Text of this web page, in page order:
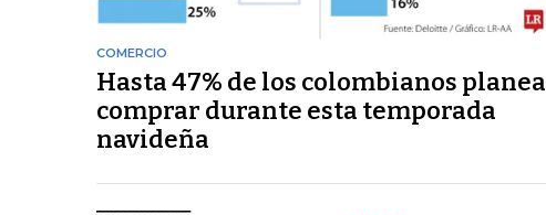
COMERCIO
Hasta 47% de los colombianos planea
comprar durante esta temporada
navideña